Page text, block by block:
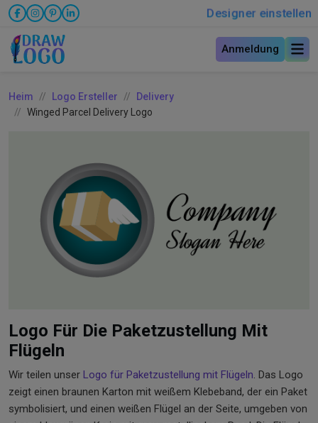
Designer einstellen
Anmeldung
Heim Logo Ersteller
Delivery
Winged Parcel Delivery Logo
Logo Für Die Paketzustellung Mit
Flügeln
Wir teilen unser Logo für Paketzustellung mit Flügeln . Das Logo
zeigt einen braunen Karton mit weißem Klebeband, der ein Paket
symbolisiert, und einen weißen Flügel an der Seite, umgeben von